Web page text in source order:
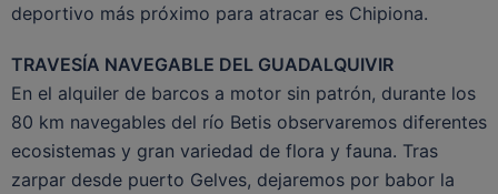
deportivo más próximo para atracar es Chipiona.
TRAVESÍA NAVEGABLE DEL GUADALQUIVIR
En el alquiler de barcos a motor sin patrón, durante los
80 km navegables del río Betis observaremos diferentes
ecosistemas y gran variedad de flora y fauna. Tras
zarpar desde puerto Gelves, dejaremos por babor la